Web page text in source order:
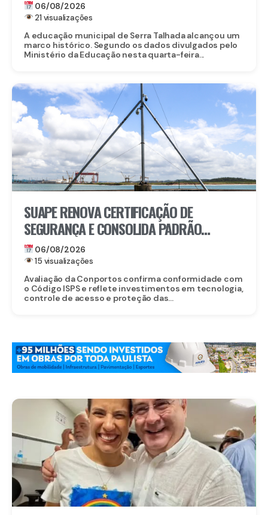
06/08/2026
21 visualizações
A educação municipal de Serra Talhada alcançou um
marco histórico. Segundo os dados divulgados pelo
Ministério da Educação nesta quarta-feira...
SUAPE RENOVA CERTIFICAÇÃO DE
SEGURANÇA E CONSOLIDA PADRÃO
INTERNACIONAL
06/08/2026
15 visualizações
Avaliação da Conportos confirma conformidade com
o Código ISPS e reflete investimentos em tecnologia,
controle de acesso e proteção das...